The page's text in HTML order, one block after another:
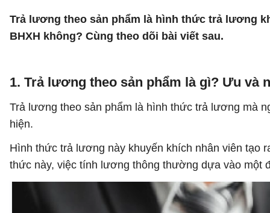
Trả lương theo sản phẩm là hình thức trả lương
BHXH không? Cùng theo dõi bài viết sau.
1. Trả lương theo sản phẩm là gì? Ưu và
Trả lương theo sản phẩm là hình thức trả lương mà
hiện.
Hình thức trả lương này khuyến khích nhân viên tạo
thức này, việc tính lương thông thường dựa vào một